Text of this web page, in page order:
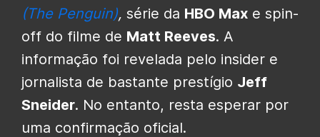
(The Penguin), série da HBO Max e spin-
off do filme de Matt Reeves. A
informação foi revelada pelo insider e
jornalista de bastante prestígio Jeff
Sneider. No entanto, resta esperar por
uma confirmação oficial.